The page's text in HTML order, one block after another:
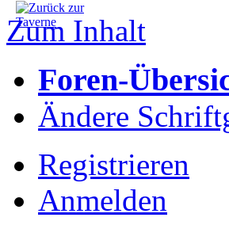
Zum Inhalt
Foren-
Ändere
Registrieren
Anmelden